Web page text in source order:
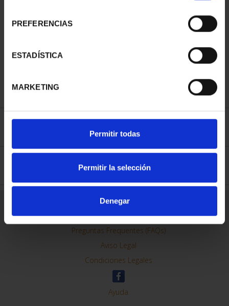
PREFERENCIAS
ESTADÍSTICA
MARKETING
Permitir todas
Permitir la selección
Denegar
General Information
Contacto
Preguntas Frequentes (FAQs)
Aviso Legal
Condiciones Legales
Ayuda